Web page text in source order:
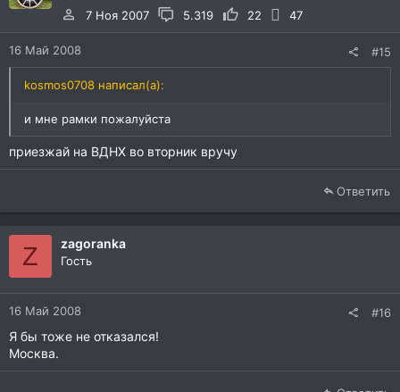
7 Ноя 2007 5.319 22 47
16 Май 2008 #15
kosmos0708 написал(а):
и мне рамки пожалуйста
приезжай на ВДНХ во вторник вручу
Ответить
Z zagoranka
Гость
16 Май 2008 #16
Я бы тоже не отказался!
Москва.